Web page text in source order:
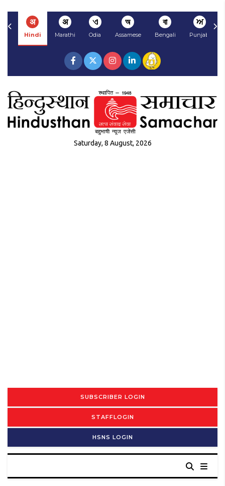
अ
Hindi
अ
Marathi
ଏ
Odia
অ
Assamese
বা
Bengali
ਅ
Punjabi
Saturday, 8 August, 2026
SUBSCRIBER LOGIN
STAFFLOGIN
HSNS LOGIN